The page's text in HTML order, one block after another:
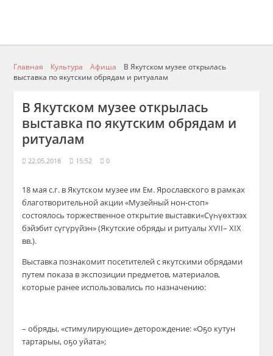
Главная Культура Афиша
В Якутском музее открылась
выставка по якутским обрядам и ритуалам
В Якутском музее открылась
выставка по якутским обрядам и
ритуалам
22.05.2018 15:52 0
18 маяс.г. вЯкутском музее им Ем. Ярославского в рамках
благотворительной акции «Музейный нон-стоп»
состоялось торжественное открытие выставки«Сүһүөхтээх
бэйэбит сүгүрүйэн»(Якутские обряды и ритуалыXVII–XIX
вв.).
Выставка познакомит посетителей с якутскими обрядами
путем показа в экспозиции предметов, материалов,
которые ранее использовались по назначению:
– обряды, «стимулирующие» деторождение:«Оҕо кутун
тартарыы, оҕо уйата»;